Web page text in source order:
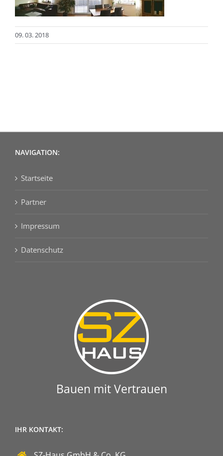
09. 03. 2018
NAVIGATION:
Startseite
Partner
Impressum
Datenschutz
Bauen mit Vertrauen
IHR KONTAKT: